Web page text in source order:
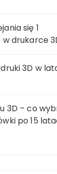
się 1
w drukarce
3D w
3D – co
po 15